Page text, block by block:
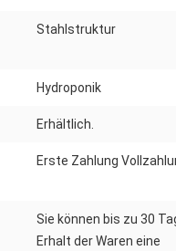
Stahlstruktur
Hydroponik
Erhältlich.
Erste Zahlung
Sie können bis zu 30
Erhalt der Waren eine